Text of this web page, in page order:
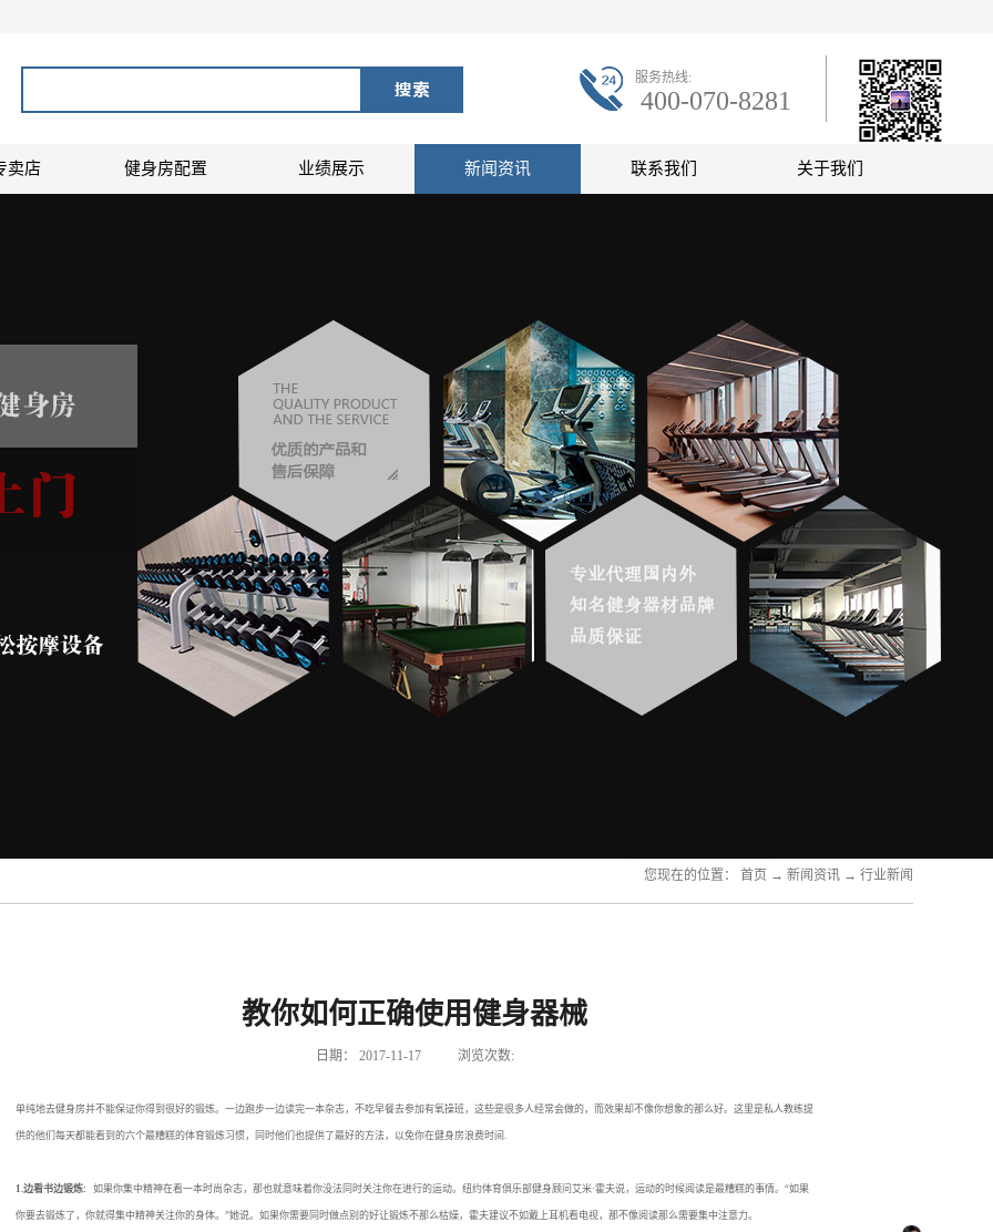
服务热线:
400-070-8281
卖店 健身房配置 业绩展示 新闻资讯 联系我们 关于我们
您现在的位置： 首页 → 新闻资讯 → 行业新闻
教你如何正确使用健身器械
日期： 2017-11-17 浏览次数:
单纯地去健身房并不能保证你得到很好的锻炼。一边跑步一边读完一本杂志，不吃早餐去参加有氧操班，这些是很多人经常会做的，而效果却不像你想象的那么好。这里是私人教练提
供的他们每天都能看到的六个最糟糕的体育锻炼习惯，同时他们也提供了最好的方法，以免你在健身房浪费时间 .
1.边看书边锻炼: 如果你集中精神在看一本时尚杂志，那也就意味着你没法同时关注你在进行的运动。纽约体育俱乐部健身顾问艾米·霍夫说，运动的时候阅读是最糟糕的事情。 “如果
你要去锻炼了，你就得集中精神关注你的身体。 ”她说。如果你需要同时做点别的好让锻炼不那么枯燥，霍夫建议不如戴上耳机看电视，那不像阅读那么需要集中注意力。